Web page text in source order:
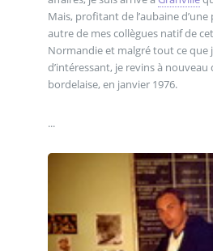
Mais, profitant de l’aubaine
autre de mes collègues natif de
Normandie et malgré tout ce que
d’intéressant, je revins à nouveau
bordelaise, en janvier 1976.
...